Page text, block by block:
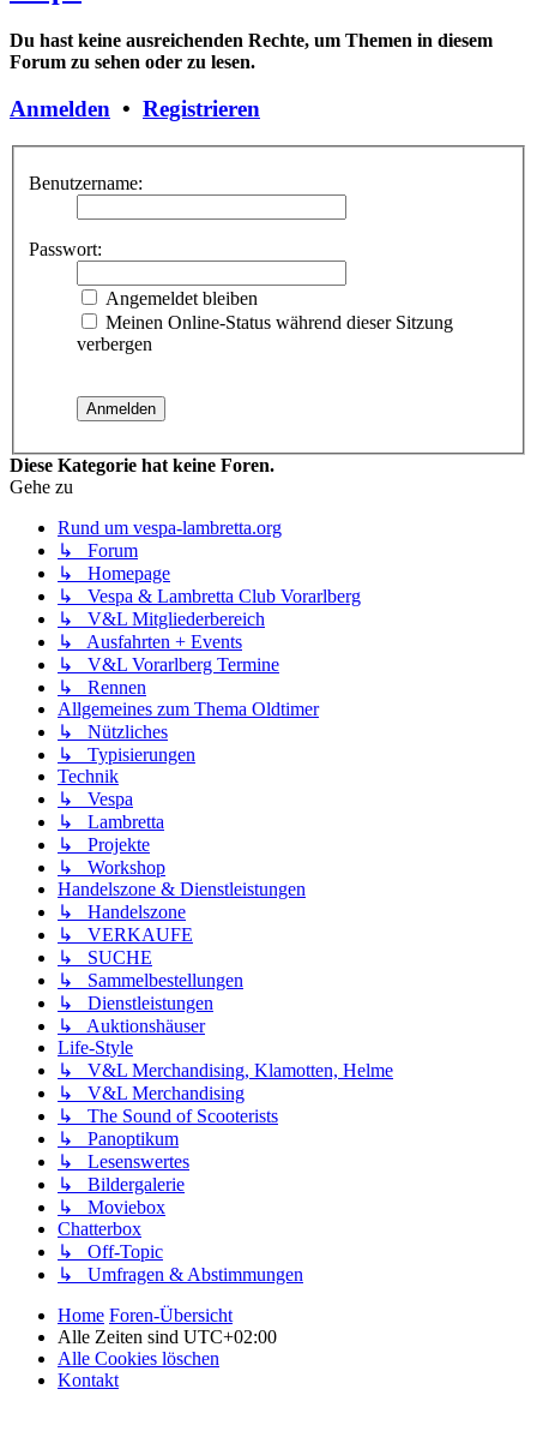
Du hast keine ausreichenden Rechte, um Themen in diesem
Forum zu sehen oder zu lesen.
Anmelden • Registrieren
Benutzername:
Passwort:
Angemeldet bleiben
Meinen Online-Status während dieser Sitzung
verbergen
Diese Kategorie hat keine Foren.
Gehe zu
Rund um vespa-lambretta.org
↳ Forum
↳ Homepage
↳ Vespa & Lambretta Club Vorarlberg
↳ V&L Mitgliederbereich
↳ Ausfahrten + Events
↳ V&L Vorarlberg Termine
↳ Rennen
Allgemeines zum Thema Oldtimer
↳ Nützliches
↳ Typisierungen
Technik
↳ Vespa
↳ Lambretta
↳ Projekte
↳ Workshop
Handelszone & Dienstleistungen
↳ Handelszone
↳ VERKAUFE
↳ SUCHE
↳ Sammelbestellungen
↳ Dienstleistungen
↳ Auktionshäuser
Life-Style
↳ V&L Merchandising, Klamotten, Helme
↳ V&L Merchandising
↳ The Sound of Scooterists
↳ Panoptikum
↳ Lesenswertes
↳ Bildergalerie
↳ Moviebox
Chatterbox
↳ Off-Topic
↳ Umfragen & Abstimmungen
Home Foren-Übersicht
Alle Zeiten sind UTC+02:00
Alle Cookies löschen
Kontakt